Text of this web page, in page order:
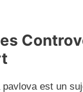
est un